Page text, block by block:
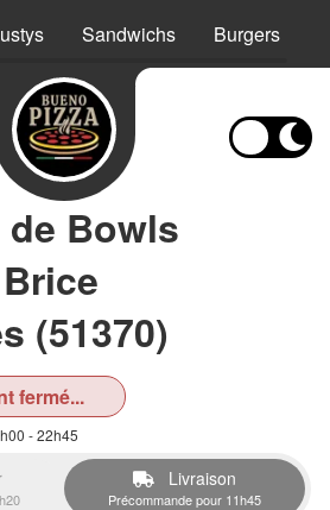
Sandwichs Burgers
Bowls
(51370)
fermé...
- 22h45
Livraison
Précommande pour 11h45